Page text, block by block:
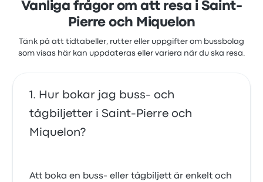
Vanliga frågor om att resa i Saint-
Pierre och Miquelon
Tänk på att tidtabeller, rutter eller uppgifter om bussbolag
som visas här kan uppdateras eller variera när du ska resa.
Hur bokar jag buss- och
tågbiljetter i Saint-Pierre och
Miquelon?
Att boka en buss- eller tågbiljett är enkelt och